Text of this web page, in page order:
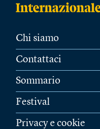
Chi siamo
Contattaci
Sommario
Festival
Privacy e cookie